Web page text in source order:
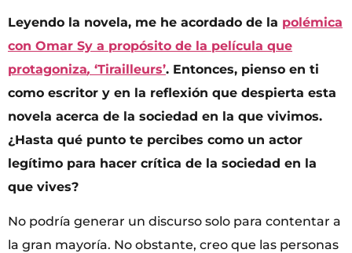
Leyendo la novela, me he acordado de la polémica
con Omar Sy a propósito de la película que
protagoniza, ‘Tirailleurs’. Entonces, pienso en ti
como escritor y en la reflexión que despierta esta
novela acerca de la sociedad en la que vivimos.
¿Hasta qué punto te percibes como un actor
legítimo para hacer crítica de la sociedad en la
que vives?
No podría generar un discurso solo para contentar a
la gran mayoría. No obstante, creo que las personas